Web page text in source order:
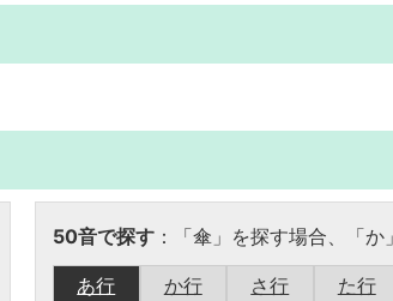
50音で探す ：「傘」を探す場合、「
あ行 か行 さ行 た行